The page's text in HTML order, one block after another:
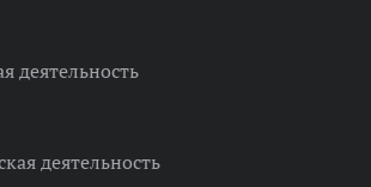
деятельность
деятельность